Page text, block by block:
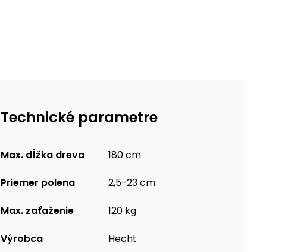
Technické parametre
Max. dĺžka dreva 180 cm
Priemer polena 2,5-23 cm
Max. zaťaženie 120 kg
Výrobca Hecht